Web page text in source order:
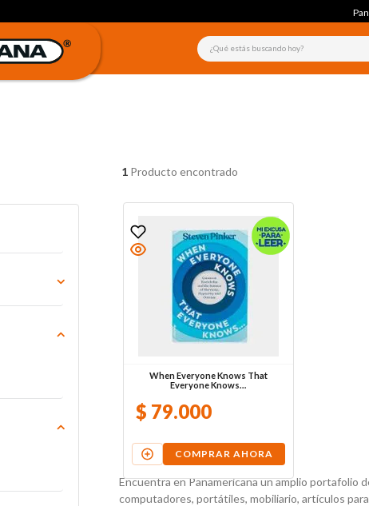
¿Qué estás buscando hoy?
1 Producto encontrado
When Everyone Knows That
Everyone Knows…
$ 79.000
COMPRAR AHORA
Encuentra en Panamericana un amplio portafolio
computadores, portátiles, mobiliario, artículos